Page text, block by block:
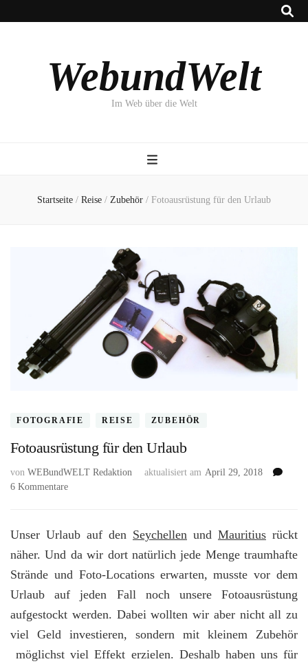
WebundWelt
Im Web über die Welt
Startseite / Reise / Zubehör / Fotoausrüstung für den Urlaub
FOTOGRAFIE REISE ZUBEHÖR
Fotoausrüstung für den Urlaub
von WEBundWELT Redaktion aktualisiert am April 29, 2018
6 Kommentarezu
den
Unser Urlaub auf den Seychellen und Mauritius rückt
näher. Und da wir dort natürlich jede Menge traumhafte
Strände und Foto-Locations erwarten, musste vor dem
Urlaub auf jeden Fall noch unsere Fotoausrüstung
aufgestockt werden. Dabei wollten wir aber nicht all zu
viel Geld investieren, sondern mit kleinem Zubehör
möglichst viel Effekt erzielen. Deshalb haben uns für